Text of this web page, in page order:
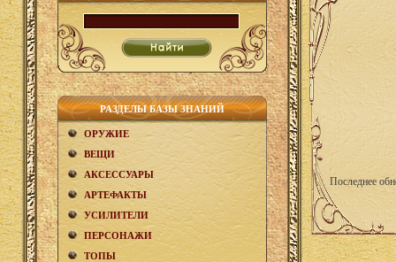
РАЗДЕЛЫ БАЗЫ ЗНАНИЙ
ОРУЖИЕ
ВЕЩИ
АКCЕСCУАРЫ
АРТЕФАКТЫ
УСИЛИТЕЛИ
ПЕРСОНАЖИ
ТОПЫ
Последнее